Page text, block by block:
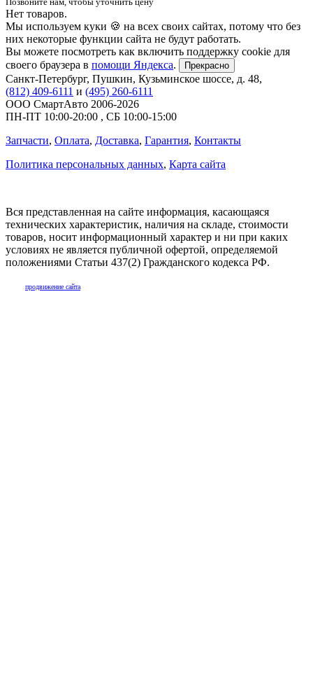
Нет товаров.
Мы используем куки 🍪 на всех своих сайтах, потому что без
них некоторые функции сайта не будут работать.
Вы можете посмотреть как включить поддержку cookie для
своего браузера в помощи Яндекса. Прекрасно
Санкт-Петербург, Пушкин, Кузьминское шоссе, д. 48,
(812) 409-6111 и (495) 260-6111
ООО СмартАвто 2006-2026
ПН-ПТ 10:00-20:00 , СБ 10:00-15:00
Запчасти, Оплата, Доставка, Гарантия, Контакты
Политика персональных данных, Карта сайта
Вся представленная на сайте информация, касающаяся
технических характеристик, наличия на складе, стоимости
товаров, носит информационный характер и ни при каких
условиях не является публичной офертой, определяемой
положениями Статьи 437(2) Гражданского кодекса РФ.
продвижение сайта